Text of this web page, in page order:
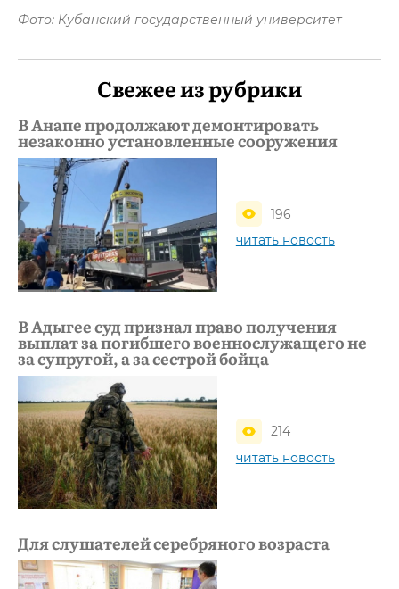
Фото: Кубанский государственный университет
Свежее из рубрики
В Анапе продолжают демонтировать
незаконно установленные сооружения
196
читать новость
В Адыгее суд признал право получения
выплат за погибшего военнослужащего не
за супругой, а за сестрой бойца
214
читать новость
Для слушателей серебряного возраста